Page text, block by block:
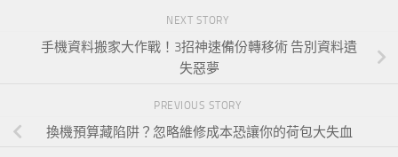
NEXT STORY
手機資料搬家大作戰！3招神速備份轉移術 告別資料遺
失惡夢
PREVIOUS STORY
換機預算藏陷阱？忽略維修成本恐讓你的荷包大失血